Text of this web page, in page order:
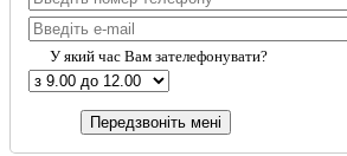
У який час Вам зателефонувати?